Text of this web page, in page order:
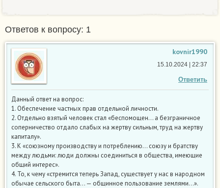
Ответов к вопросу: 1
kovnir1990
Ответить
15.10.2024 | 22:37
Данный ответ на вопрос:
1. Обеспечение частных прав отдельной личности.
2. Отдельно взятый человек стал «беспомощен… а безграничное
соперничество отдало слабых на жертву сильным, труд на жертву
капиталу».
3. К «союзному производству и потреблению… союзу и братству
между людьми: люди должны соединиться в общества, имеющие
общий интерес».
4. То, к чему «стремится теперь Запад, существует у нас в народном
обычае сельского быта… — общинное пользование землями…».